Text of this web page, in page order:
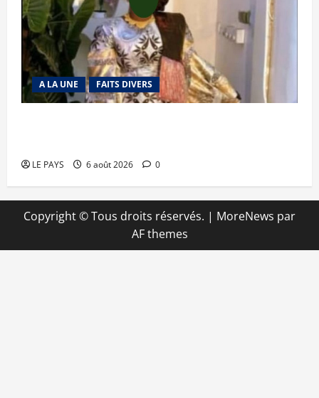
A LA UNE FAITS DIVERS
LE PAYS 6 août 2026 0
Copyright © Tous droits réservés. | MoreNews par
AF themes